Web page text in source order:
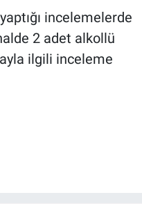
incelemelerde
2 adet alkollü
ilgili inceleme